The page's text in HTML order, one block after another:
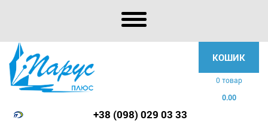
КОШИК
0 товар
0.00
+38 (098) 029 03 33